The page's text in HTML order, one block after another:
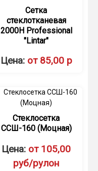
Сетка
стеклотканевая
2000Н Professional
"Lintar"
Цена: от 85,00 р
Стеклосетка
ССШ-160 (Моцная)
Цена: от 105,00
руб/рулон